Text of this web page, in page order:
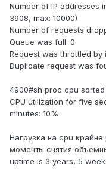
Number of IP addresses
3908, max: 10000)
Number of requests
Queue was full: 0
Request was throttled by
Duplicate request was
4900#sh proc cpu
CPU utilization for five
minutes: 10%
Нагрузка на cpu
моменты снятия
uptime is 3 years, 5